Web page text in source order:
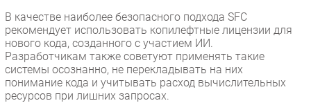
В качестве наиболее безопасного подхода SFC
рекомендует использовать копилефтные лицензии для
нового кода, созданного с участием ИИ.
Разработчикам также советуют применять такие
системы осознанно, не перекладывать на них
понимание кода и учитывать расход вычислительных
ресурсов при лишних запросах.